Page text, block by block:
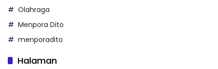
Olahraga
Menpora Dito
menporadito
Halaman